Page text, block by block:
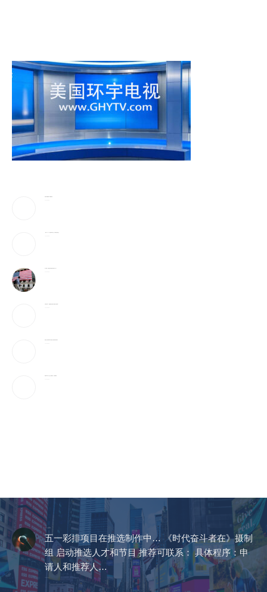
五一彩排项目在推选制作中… 《时代奋斗者在》摄制
组 启动推选人才和节目 推荐可联系： 具体程序：申
请人和推荐人…